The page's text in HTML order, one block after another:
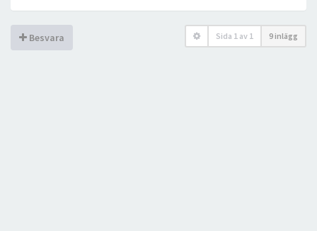
Besvara Sida 1 av 1 9 inlägg